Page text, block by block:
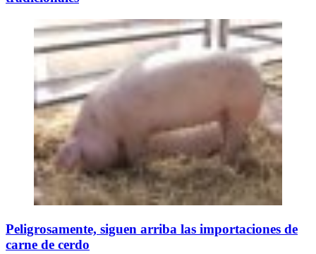
Peligrosamente, siguen arriba las importaciones de
carne de cerdo